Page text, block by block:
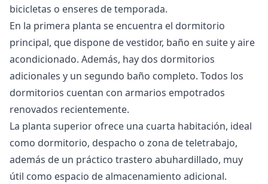
bicicletas o enseres de temporada.
En la primera planta se encuentra el dormitorio
principal, que dispone de vestidor, baño en suite y aire
acondicionado. Además, hay dos dormitorios
adicionales y un segundo baño completo. Todos los
dormitorios cuentan con armarios empotrados
renovados recientemente.
La planta superior ofrece una cuarta habitación, ideal
como dormitorio, despacho o zona de teletrabajo,
además de un práctico trastero abuhardillado, muy
útil como espacio de almacenamiento adicional.